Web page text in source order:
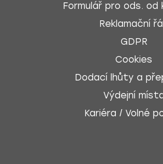
Formulář pro ods. od
Reklamační
GDPR
Cookies
Dodací lhůty a
Výdejní
Kariéra / Volné